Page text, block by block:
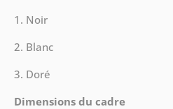
1. Noir
2. Blanc
3. Doré
Dimensions du cadre